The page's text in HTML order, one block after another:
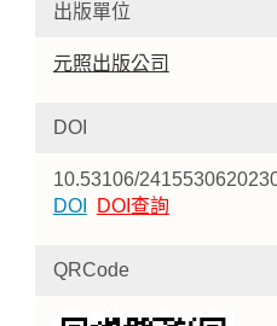
出版單位
元照出版公司
DOI
10.53106/
DOI
DOI查詢
QRCode